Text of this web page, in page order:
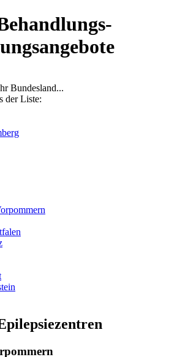
Bundesland...
der Liste: